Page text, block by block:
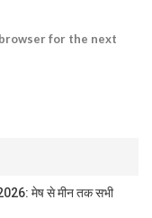
for the next
मेष से मीन तक सभी